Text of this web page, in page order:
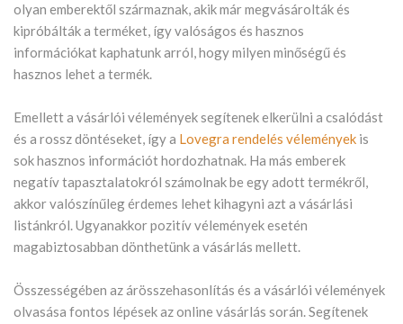
olyan emberektől származnak, akik már megvásárolták és
kipróbálták a terméket, így valóságos és hasznos
információkat kaphatunk arról, hogy milyen minőségű és
hasznos lehet a termék.
Emellett a vásárlói vélemények segítenek elkerülni a csalódást
és a rossz döntéseket, így a Lovegra rendelés vélemények is
sok hasznos információt hordozhatnak. Ha más emberek
negatív tapasztalatokról számolnak be egy adott termékről,
akkor valószínűleg érdemes lehet kihagyni azt a vásárlási
listánkról. Ugyanakkor pozitív vélemények esetén
magabiztosabban dönthetünk a vásárlás mellett.
Összességében az árösszehasonlítás és a vásárlói vélemények
olvasása fontos lépések az online vásárlás során. Segítenek